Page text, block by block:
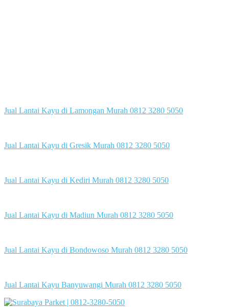
Jual Lantai Kayu di Lamongan Murah 0812 3280 5050
Jual Lantai Kayu di Gresik Murah 0812 3280 5050
Jual Lantai Kayu di Kediri Murah 0812 3280 5050
Jual Lantai Kayu di Madiun Murah 0812 3280 5050
Jual Lantai Kayu di Bondowoso Murah 0812 3280 5050
Jual Lantai Kayu Banyuwangi Murah 0812 3280 5050